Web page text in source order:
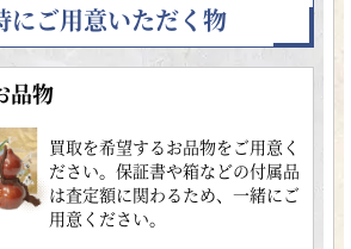
にご用意いただく物
品物
買取を希望するお品物をご用意く
ださい。保証書や箱などの付属品
は査定額に関わるため、一緒にご
用意ください。